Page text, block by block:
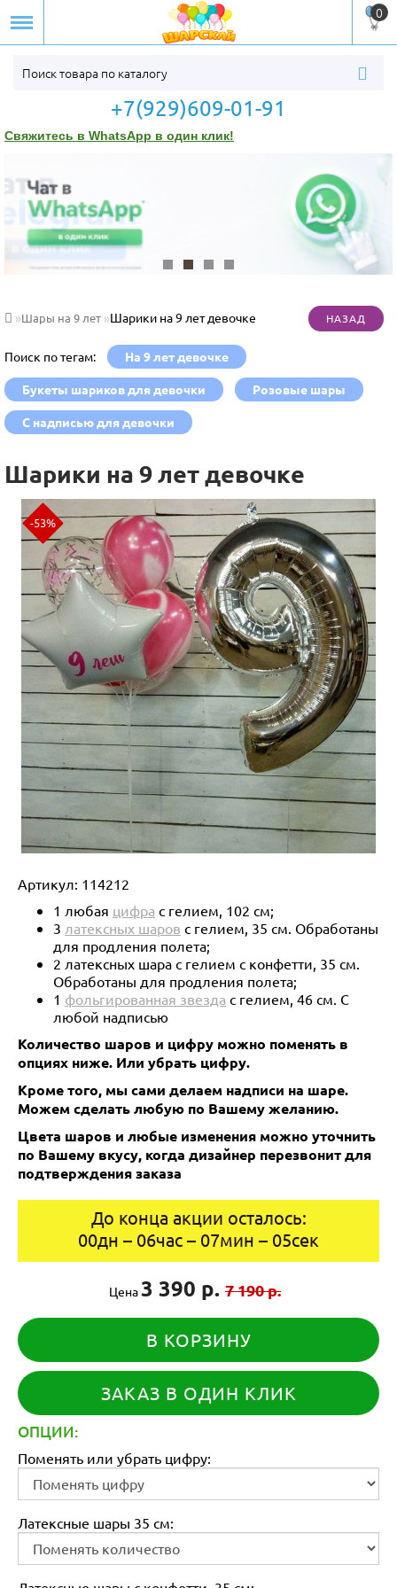
0
+7(929)609-01-91
Свяжитесь в WhatsApp в один клик!
Шары на 9 лет Шарики на 9 лет девочке
Поиск по тегам: На 9 лет девочке
Букеты шариков для девочки Розовые шары
С надписью для девочки
Шарики на 9 лет девочке
-53%
Артикул: 114212
1 любая цифра с гелием, 102 см;
3 латексных шаров с гелием, 35 см. Обработаны
для продления полета;
2 латексных шара с гелием с конфетти, 35 см.
Обработаны для продления полета;
1 фольгированная звезда с гелием, 46 см. С
любой надписью
Количество шаров и цифру можно поменять в
опциях ниже. Или убрать цифру.
Кроме того, мы сами делаем надписи на шаре.
Можем сделать любую по Вашему желанию.
Цвета шаров и любые изменения можно уточнить
по Вашему вкусу, когда дизайнер перезвонит для
подтверждения заказа
До конца акции осталось:
00дн – 06час – 07мин – 05сек
Цена3 390 р. 7 190 р.
В КОРЗИНУ
ЗАКАЗ В ОДИН КЛИК
ОПЦИИ:
Поменять или убрать цифру:
Латексные шары 35 см: